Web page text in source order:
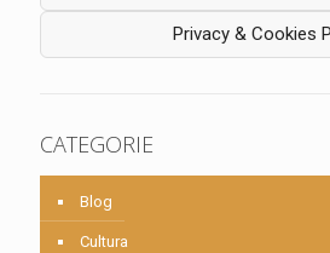
Privacy & Cookies
CATEGORIE
Blog
Cultura